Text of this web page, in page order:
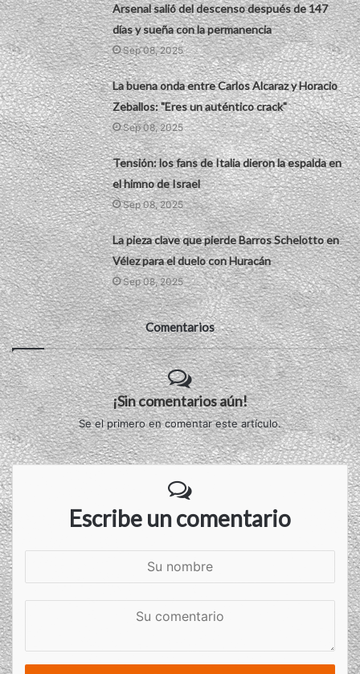
Arsenal salió del descenso después de 147
días y sueña con la permanencia
Sep 08, 2025
La buena onda entre Carlos Alcaraz y Horacio
Zeballos: "Eres un auténtico crack"
Sep 08, 2025
Tensión: los fans de Italia dieron la espalda en
el himno de Israel
Sep 08, 2025
La pieza clave que pierde Barros Schelotto en
Vélez para el duelo con Huracán
Sep 08, 2025
Comentarios
¡Sin comentarios aún!
Se el primero en comentar este artículo.
Escribe un comentario